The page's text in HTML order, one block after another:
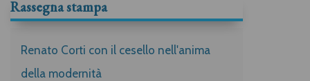
Rassegna stampa
Renato Corti con il cesello nell'anima
della modernità